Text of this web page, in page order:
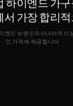
서 가장 합리
엔드 브랜드의65,619개 이
인 가격에 제공합니다